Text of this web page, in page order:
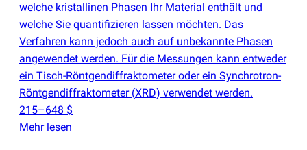
welche kristallinen Phasen Ihr Material enthält und
welche Sie quantifizieren lassen möchten. Das
Verfahren kann jedoch auch auf unbekannte Phasen
angewendet werden. Für die Messungen kann entweder
ein Tisch-Röntgendiffraktometer oder ein Synchrotron-
Röntgendiffraktometer (XRD) verwendet werden.
215–648 $
Mehr lesen